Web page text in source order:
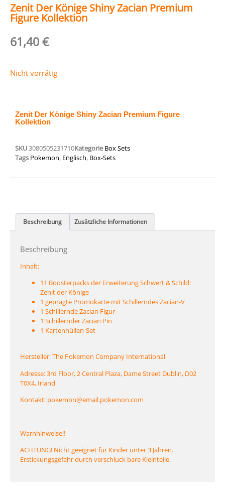
Zenit Der Könige Shiny Zacian Premium
Figure Kollektion
61,40€
Nicht vorrätig
Zenit Der Könige Shiny Zacian Premium Figure
Kollektion
SKU3080505231710Kategorie Box Sets
Tags Pokemon, Englisch, Box-Sets
Beschreibung Zusätzliche Informationen
Beschreibung
Inhalt:
11 Boosterpacks der Erweiterung Schwert & Schild:
Zenit der Könige
1 geprägte Promokarte mit Schillerndes Zacian-V
1 Schillernde Zacian Figur
1 Schillernder Zacian Pin
1 Kartenhüllen-Set
Hersteller: The Pokemon Company International
Adresse: 3rd Floor, 2 Central Plaza, Dame Street Dublin, D02
T0X4, Irland
Kontakt: pokemon@email.pokemon.com
Warnhinweise!!
ACHTUNG! Nicht geeignet für Kinder unter 3 Jahren.
Erstickungsgefahr durch verschluck bare Kleinteile.